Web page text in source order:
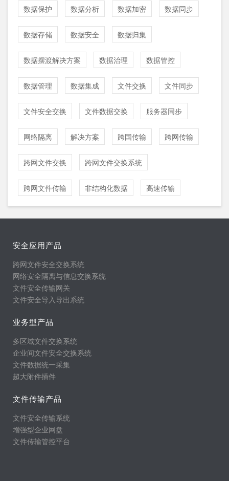
数据保护 数据分析 数据加密 数据同步
数据存储 数据安全 数据归集
数据摆渡解决方案 数据治理 数据管控
数据管理 数据集成 文件交换 文件同步
文件安全交换 文件数据交换 服务器同步
网络隔离 解决方案 跨国传输 跨网传输
跨网文件交换 跨网文件交换系统
跨网文件传输 非结构化数据 高速传输
安全应用产品
跨网文件安全交换系统
网络安全隔离与信息交换系统
文件安全传输网关
文件安全导入导出系统
业务型产品
多区域文件交换系统
企业间文件安全交换系统
文件数据统一采集
超大附件插件
文件传输产品
文件安全传输系统
增强型企业网盘
文件传输管控平台